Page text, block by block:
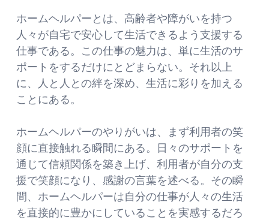
ホームヘルパーとは、高齢者や障がいを持つ
人々が自宅で安心して生活できるよう支援する
仕事である。この仕事の魅力は、単に生活のサ
ポートをするだけにとどまらない。それ以上
に、人と人との絆を深め、生活に彩りを加える
ことにある。
ホームヘルパーのやりがいは、まず利用者の笑
顔に直接触れる瞬間にある。日々のサポートを
通じて信頼関係を築き上げ、利用者が自分の支
援で笑顔になり、感謝の言葉を述べる。その瞬
間、ホームヘルパーは自分の仕事が人々の生活
を直接的に豊かにしていることを実感するだろ